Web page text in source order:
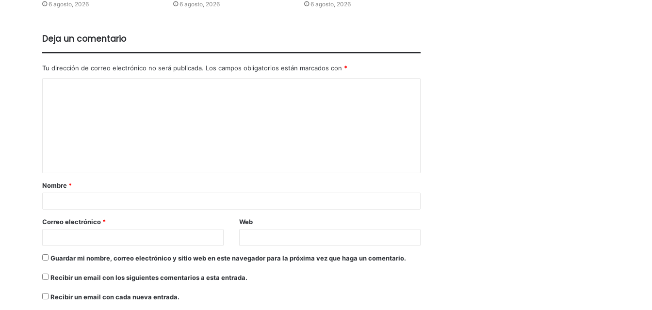
6 agosto, 2026 6 agosto, 2026 6 agosto, 2026
Deja un comentario
Tu dirección de correo electrónico no será publicada. Los campos obligatorios están marcados con *
Nombre *
Correo electrónico * Web
Guardar mi nombre, correo electrónico y sitio web en este navegador para la próxima vez que haga un comentario.
Recibir un email con los siguientes comentarios a esta entrada.
Recibir un email con cada nueva entrada.